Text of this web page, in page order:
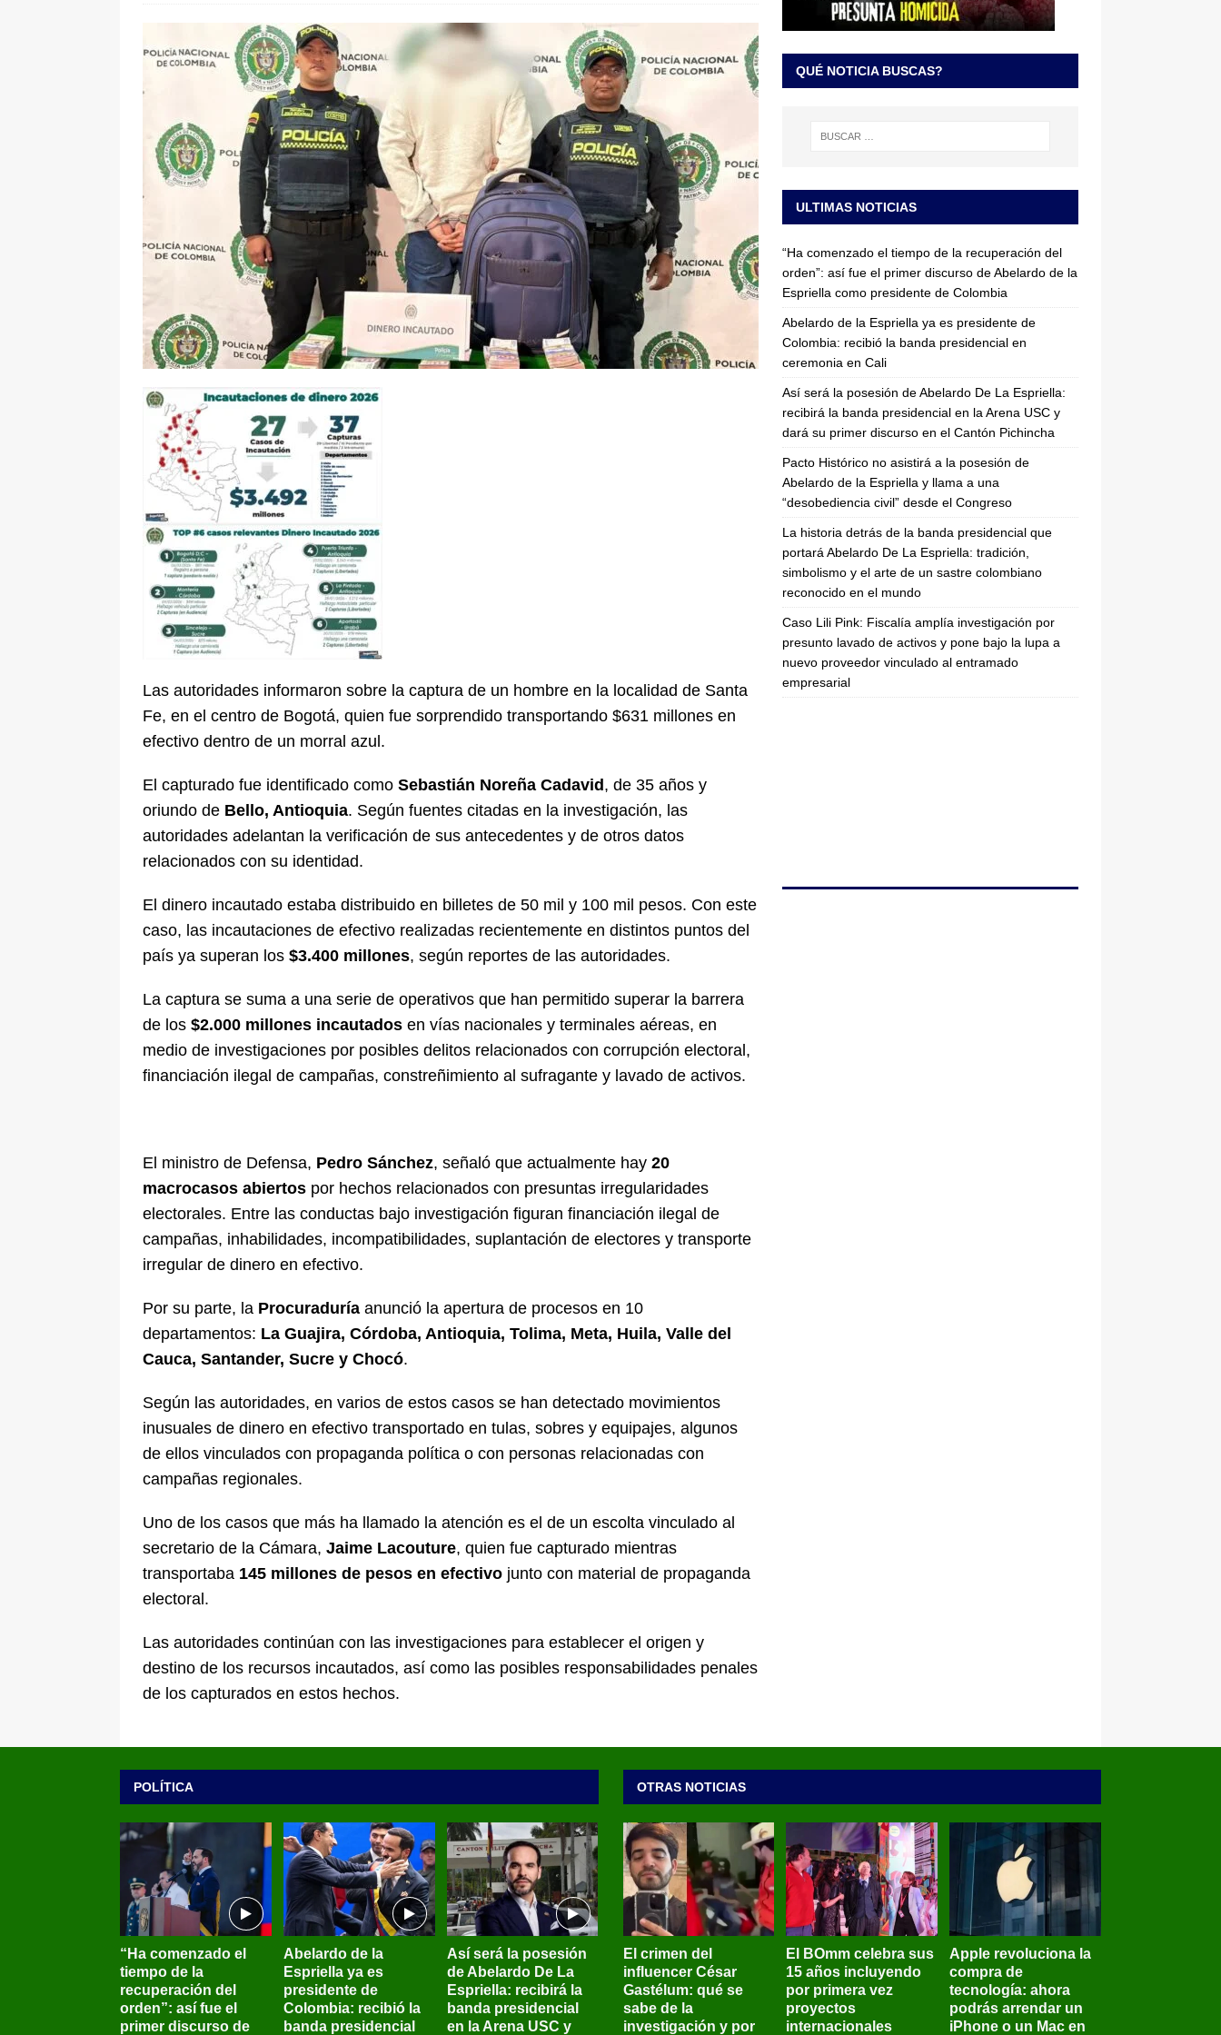
Espriella: tradición, simbolismo y el arte de un sastre colombiano reconocido en el mundo
ÚLTIMO
Las autoridades informaron sobre la captura de un hombre en la localidad de Santa
Fe, en el centro de Bogotá, quien fue sorprendido transportando $631 millones en
efectivo dentro de un morral azul.
El capturado fue identificado como Sebastián Noreña Cadavid , de 35 años y
oriundo de Bello, Antioquia. Según fuentes citadas en la investigación, las
autoridades adelantan la verificación de sus antecedentes y de otros datos
relacionados con su identidad.
El dinero incautado estaba distribuido en billetes de 50 mil y 100 mil pesos. Con este
caso, las incautaciones de efectivo realizadas recientemente en distintos puntos del
país ya superan los $3.400 millones, según reportes de las autoridades.
La captura se suma a una serie de operativos que han permitido superar la barrera
de los $2.000 millones incautados en vías nacionales y terminales aéreas, en
medio de investigaciones por posibles delitos relacionados con corrupción electoral,
financiación ilegal de campañas, constreñimiento al sufragante y lavado de activos.
El ministro de Defensa, Pedro Sánchez, señaló que actualmente hay 20
macrocasos abiertos por hechos relacionados con presuntas irregularidades
electorales. Entre las conductas bajo investigación figuran financiación ilegal de
campañas, inhabilidades, incompatibilidades, suplantación de electores y transporte
irregular de dinero en efectivo.
Por su parte, la Procuraduría anunció la apertura de procesos en 10
departamentos: La Guajira, Córdoba, Antioquia, Tolima, Meta, Huila, Valle del
Cauca, Santander, Sucre y Chocó.
Según las autoridades, en varios de estos casos se han detectado movimientos
inusuales de dinero en efectivo transportado en tulas, sobres y equipajes, algunos
de ellos vinculados con propaganda política o con personas relacionadas con
campañas regionales.
Uno de los casos que más ha llamado la atención es el de un escolta vinculado al
secretario de la Cámara, Jaime Lacouture, quien fue capturado mientras
transportaba 145 millones de pesos en efectivo junto con material de propaganda
electoral.
Las autoridades continúan con las investigaciones para establecer el origen y
destino de los recursos incautados, así como las posibles responsabilidades penales
de los capturados en estos hechos.
QUÉ NOTICIA BUSCAS?
ULTIMAS NOTICIAS
“Ha comenzado el tiempo de la recuperación del
orden”: así fue el primer discurso de Abelardo de la
Espriella como presidente de Colombia
Abelardo de la Espriella ya es presidente de
Colombia: recibió la banda presidencial en
ceremonia en Cali
Así será la posesión de Abelardo De La Espriella:
recibirá la banda presidencial en la Arena USC y
dará su primer discurso en el Cantón Pichincha
Pacto Histórico no asistirá a la posesión de
Abelardo de la Espriella y llama a una
“desobediencia civil” desde el Congreso
La historia detrás de la banda presidencial que
portará Abelardo De La Espriella: tradición,
simbolismo y el arte de un sastre colombiano
reconocido en el mundo
Caso Lili Pink: Fiscalía amplía investigación por
presunto lavado de activos y pone bajo la lupa a
nuevo proveedor vinculado al entramado
empresarial
POLÍTICA
“Ha comenzado el
tiempo de la
recuperación del
orden”: así fue el
primer discurso de
Abelardo de la
Espriella ya es
presidente de
Colombia: recibió la
banda presidencial
Así será la posesión
de Abelardo De La
Espriella: recibirá la
banda presidencial
en la Arena USC y
OTRAS NOTICIAS
El crimen del
influencer César
Gastélum: qué se
sabe de la
investigación y por
El BOmm celebra sus
15 años incluyendo
por primera vez
proyectos
internacionales
Apple revoluciona la
compra de
tecnología: ahora
podrás arrendar un
iPhone o un Mac en